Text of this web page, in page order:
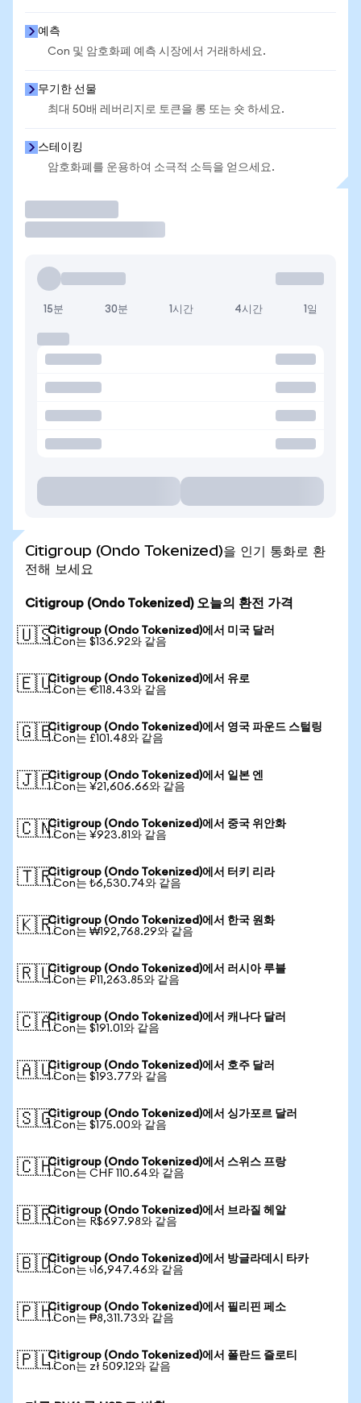
예측
Con 및 암호화폐 예측 시장에서 거래하세요.
무기한 선물
최대 50배 레버리지로 토큰을 롱 또는 숏 하세요.
스테이킹
암호화폐를 운용하여 소극적 소득을 얻으세요.
15분 30분 1시간 4시간 1일
Citigroup (Ondo Tokenized)을 인기 통화로 환
전해 보세요
Citigroup (Ondo Tokenized) 오늘의 환전 가격
🇺🇸Citigroup (Ondo Tokenized)에서 미국 달러
1 Con는 $136.92와 같음
🇪🇺Citigroup (Ondo Tokenized)에서 유로
1 Con는 €118.43와 같음
🇬🇧Citigroup (Ondo Tokenized)에서 영국 파운드 스털링
1 Con는 £101.48와 같음
🇯🇵Citigroup (Ondo Tokenized)에서 일본 엔
1 Con는 ¥21,606.66와 같음
🇨🇳Citigroup (Ondo Tokenized)에서 중국 위안화
1 Con는 ¥923.81와 같음
🇹🇷Citigroup (Ondo Tokenized)에서 터키 리라
1 Con는 ₺6,530.74와 같음
🇰🇷Citigroup (Ondo Tokenized)에서 한국 원화
1 Con는 ₩192,768.29와 같음
🇷🇺Citigroup (Ondo Tokenized)에서 러시아 루블
1 Con는 ₽11,263.85와 같음
🇨🇦Citigroup (Ondo Tokenized)에서 캐나다 달러
1 Con는 $191.01와 같음
🇦🇺Citigroup (Ondo Tokenized)에서 호주 달러
1 Con는 $193.77와 같음
🇸🇬Citigroup (Ondo Tokenized)에서 싱가포르 달러
1 Con는 $175.00와 같음
🇨🇭Citigroup (Ondo Tokenized)에서 스위스 프랑
1 Con는 CHF 110.64와 같음
🇧🇷Citigroup (Ondo Tokenized)에서 브라질 헤알
1 Con는 R$697.98와 같음
🇧🇩Citigroup (Ondo Tokenized)에서 방글라데시 타카
1 Con는 ৳16,947.46와 같음
🇵🇭Citigroup (Ondo Tokenized)에서 필리핀 페소
1 Con는 ₱8,311.73와 같음
🇵🇱Citigroup (Ondo Tokenized)에서 폴란드 즐로티
1 Con는 zł 509.12와 같음